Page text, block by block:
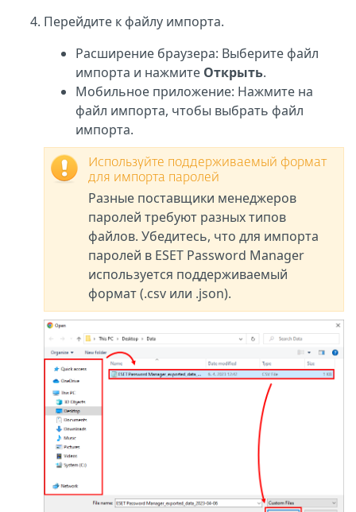
Перейдите к файлу импорта.
Расширение браузера: Выберите файл
импорта и нажмите Открыть.
Мобильное приложение: Нажмите на
файл импорта, чтобы выбрать файл
импорта.
Используйте поддерживаемый формат
для импорта паролей
Разные поставщики менеджеров
паролей требуют разных типов
файлов. Убедитесь, что для импорта
паролей в ESET Password Manager
используется поддерживаемый
формат (.csv или .json).